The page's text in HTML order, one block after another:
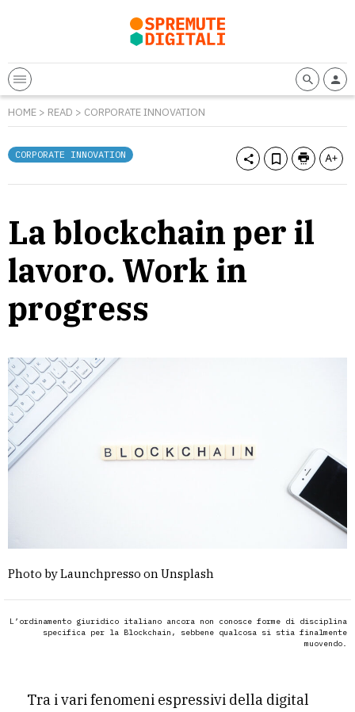
HOME > READ > CORPORATE INNOVATION
CORPORATE INNOVATION
La blockchain per il
lavoro. Work in
progress
Photo by Launchpresso on Unsplash
L’ordinamento giuridico italiano ancora non conosce forme di disciplina
specifica per la Blockchain, sebbene qualcosa si stia finalmente
muovendo.
Tra i vari fenomeni espressivi della digital